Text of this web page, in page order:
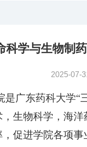
科学与生物制
2025-
是广东药科大学“
生物科学，海
促进学院各项